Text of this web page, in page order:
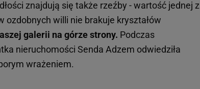
znajdują się także rzeźby - wartość jednej z
ozdobnych willi nie brakuje kryształów
galerii na górze strony. Podczas
nieruchomości Senda Adzem odwiedziła
wrażeniem.